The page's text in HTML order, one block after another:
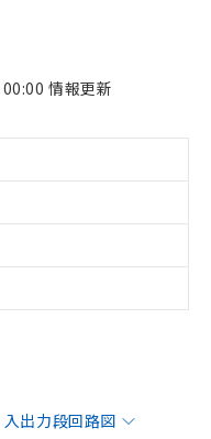
情報更新
入出力段回路図